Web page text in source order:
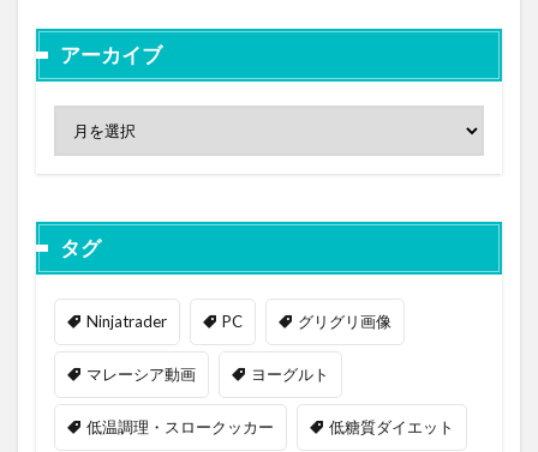
アーカイブ
タグ
Ninjatrader PC グリグリ画像
マレーシア動画 ヨーグルト
低温調理・スロークッカー 低糖質ダイエット